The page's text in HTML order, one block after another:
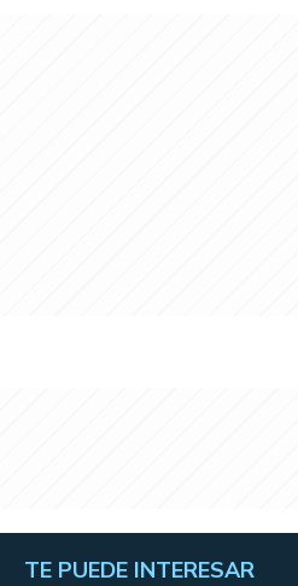
TE PUEDE INTERESAR